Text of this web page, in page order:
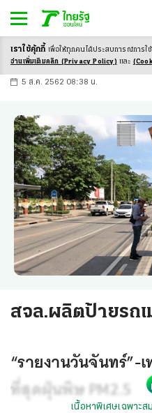
-ก ก ก+
5 ส.ค. 2562 08:38 น.
สจล.ผลิตป้ายรถเ
“รายงานวันจันทร์”-
ที่สุดฝุ่นพิษ PM2.5
เนื้อหาพิเศษเฉพาะ
เราใช้คุ้กกี้ เพื่อให้ทุกคนได้ประสบการณ์การใ
อ่านเพิ่มเติมคลิก (Privacy Policy) และ